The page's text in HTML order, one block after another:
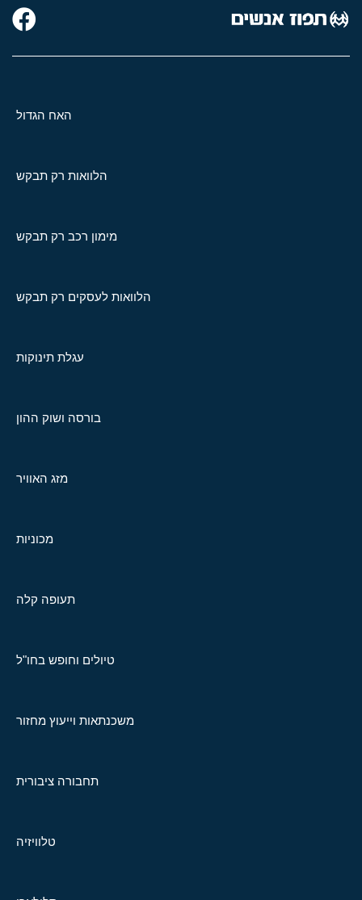
האח הגדול
הלוואות רק תבקש
מימון רכב רק תבקש
הלוואות לעסקים רק תבקש
עגלת תינוקות
בורסה ושוק ההון
מזג האוויר
מכוניות
תעופה קלה
טיולים וחופש בחו"ל
משכנתאות וייעוץ מחזור
תחבורה ציבורית
טלוויזיה